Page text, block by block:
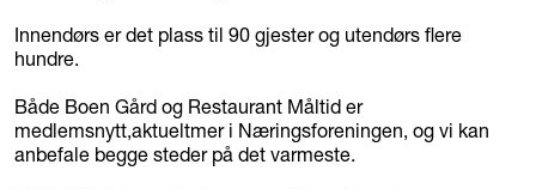
Innendørs er det plass til 90 gjester og utendørs flere
hundre.
Både Boen Gård og Restaurant Måltid er
medlemsnytt,aktueltmer i Næringsforeningen, og vi kan
anbefale begge steder på det varmeste.